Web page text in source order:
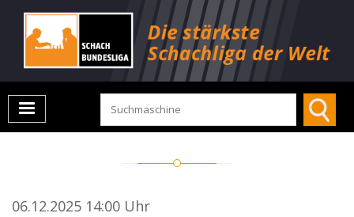
06.12.2025 14:00 Uhr